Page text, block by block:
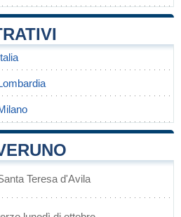
Teresa d'Avila